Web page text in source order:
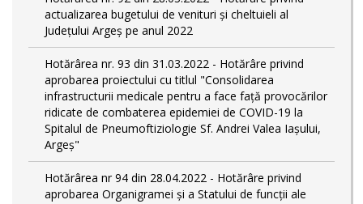
actualizarea bugetului de venituri și cheltuieli al
Județului Argeș pe anul 2022
Hotărârea nr. 93 din 31.03.2022 - Hotărâre privind
aprobarea proiectului cu titlul "Consolidarea
infrastructurii medicale pentru a face față provocărilor
ridicate de combaterea epidemiei de COVID-19 la
Spitalul de Pneumoftiziologie Sf. Andrei Valea Iașului,
Argeș"
Hotărârea nr 94 din 28.04.2022 - Hotărâre privind
aprobarea Organigramei și a Statului de funcții ale